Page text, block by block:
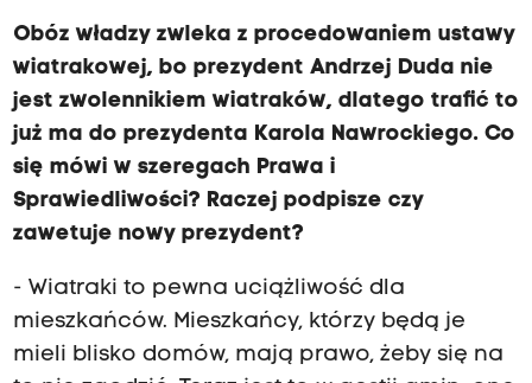
Obóz władzy zwleka z procedowaniem ustawy
wiatrakowej, bo prezydent Andrzej Duda nie
jest zwolennikiem wiatraków, dlatego trafić to
już ma do prezydenta Karola Nawrockiego. Co
się mówi w szeregach Prawa i
Sprawiedliwości? Raczej podpisze czy
zawetuje nowy prezydent?
- Wiatraki to pewna uciążliwość dla
mieszkańców. Mieszkańcy, którzy będą je
mieli blisko domów, mają prawo, żeby się na